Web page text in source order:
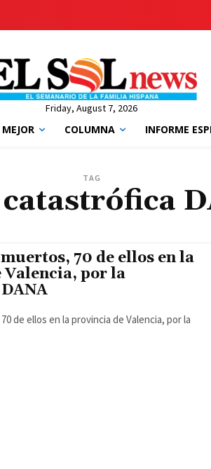
Friday, August 7, 2026
COLUMNA INFORME
TAG
70 de ellos en la
por la
de ellos en la provincia de Valencia, por la